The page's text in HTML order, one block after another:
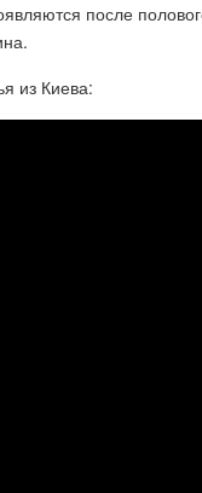
после
из Киева: